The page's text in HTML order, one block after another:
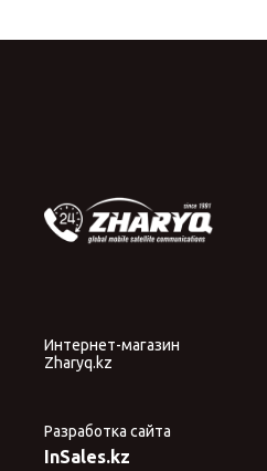
Интернет-магазин
Zharyq.kz
Разработка сайта
InSales.kz